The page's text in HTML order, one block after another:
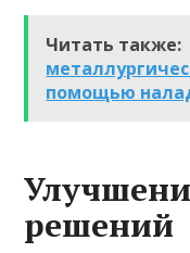
Читать также:
помощью
решений